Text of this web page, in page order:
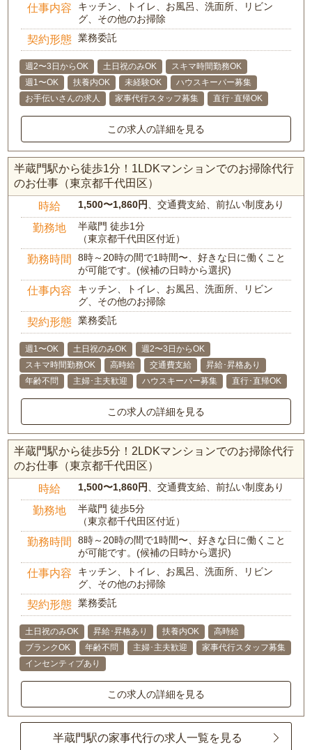
仕事内容
キッチン、トイレ、お風呂、洗面所、リビン
グ、その他のお掃除
契約形態 業務委託
週2〜3日からOK 土日祝のみOK
スキマ時間勤務OK
週1〜OK
扶養内OK 未経験OK
ハウスキーパー募集
お手伝いさんの求人
家事代行スタッフ募集 直行･直帰OK
この求人の詳細を見る
半蔵門駅から徒歩1分！1LDKマンションでのお掃除代行
のお仕事（東京都千代田区）
時給 1,500〜1,860円、交通費支給、前払い制度あり
勤務地
半蔵門 徒歩1分
（東京都千代田区付近）
勤務時間
8時～20時の間で1時間〜、好きな日に働くこと
が可能です。(候補の日時から選択)
仕事内容
キッチン、トイレ、お風呂、洗面所、リビン
グ、その他のお掃除
契約形態 業務委託
週1〜OK 土日祝のみOK
週2〜3日からOK
スキマ時間勤務OK
高時給 交通費支給
昇給･昇格あり
年齢不問
主婦･主夫歓迎 ハウスキーパー募集 直行･直帰OK
この求人の詳細を見る
半蔵門駅から徒歩5分！2LDKマンションでのお掃除代行
のお仕事（東京都千代田区）
時給 1,500〜1,860円、交通費支給、前払い制度あり
勤務地
半蔵門 徒歩5分
（東京都千代田区付近）
勤務時間
8時～20時の間で1時間〜、好きな日に働くこと
が可能です。(候補の日時から選択)
仕事内容
キッチン、トイレ、お風呂、洗面所、リビン
グ、その他のお掃除
契約形態 業務委託
土日祝のみOK 昇給･昇格あり 扶養内OK
高時給
ブランクOK
年齢不問 主婦･主夫歓迎
家事代行スタッフ募集
インセンティブあり
この求人の詳細を見る
半蔵門駅の家事代行の求人一覧を見る